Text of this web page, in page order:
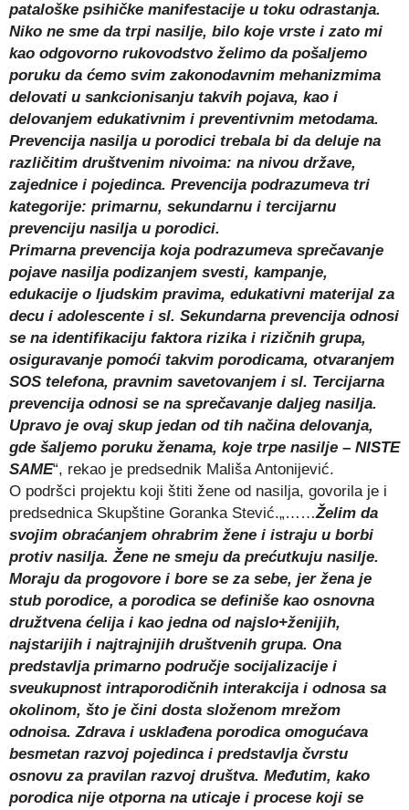
pataloške psihičke manifestacije u toku odrastanja.
Niko ne sme da trpi nasilje, bilo koje vrste i zato mi
kao odgovorno rukovodstvo želimo da pošaljemo
poruku da ćemo svim zakonodavnim mehanizmima
delovati u sankcionisanju takvih pojava, kao i
delovanjem edukativnim i preventivnim metodama.
Prevencija nasilja u porodici trebala bi da deluje na
različitim društvenim nivoima: na nivou države,
zajednice i pojedinca. Prevencija podrazumeva tri
kategorije: primarnu, sekundarnu i tercijarnu
prevenciju nasilja u porodici.
Primarna prevencija koja podrazumeva sprečavanje
pojave nasilja podizanjem svesti, kampanje,
edukacije o ljudskim pravima, edukativni materijal za
decu i adolescente i sl. Sekundarna prevencija odnosi
se na identifikaciju faktora rizika i rizičnih grupa,
osiguravanje pomoći takvim porodicama, otvaranjem
SOS telefona, pravnim savetovanjem i sl. Tercijarna
prevencija odnosi se na sprečavanje daljeg nasilja.
Upravo je ovaj skup jedan od tih načina delovanja,
gde šaljemo poruku ženama, koje trpe nasilje – NISTE
SAME“, rekao je predsednik Mališa Antonijević.
O podršci projektu koji štiti žene od nasilja, govorila je i
predsednica Skupštine Goranka Stević.„……Želim da
svojim obraćanjem ohrabrim žene i istraju u borbi
protiv nasilja. Žene ne smeju da prećutkuju nasilje.
Moraju da progovore i bore se za sebe, jer žena je
stub porodice, a porodica se definiše kao osnovna
družtvena ćelija i kao jedna od najslo+ženijih,
najstarijih i najtrajnijih društvenih grupa. Ona
predstavlja primarno područje socijalizacije i
sveukupnost intraporodičnih interakcija i odnosa sa
okolinom, što je čini dosta složenom mrežom
odnoisa. Zdrava i usklađena porodica omogućava
besmetan razvoj pojedinca i predstavlja čvrstu
osnovu za pravilan razvoj društva. Međutim, kako
porodica nije otporna na uticaje i procese koji se